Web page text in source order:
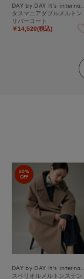
タスマニアダブルメルトン
リバーコート
￥14,520(税込)
60%
OFF
スペリオルメルトンステン